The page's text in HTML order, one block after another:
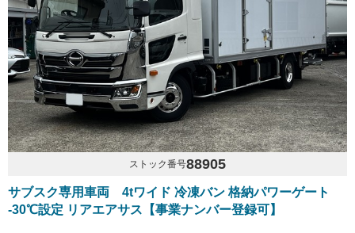
ストック番号88905
サブスク専用車両 4tワイド 冷凍バン 格納パワーゲート
-30℃設定 リアエアサス【事業ナンバー登録可】